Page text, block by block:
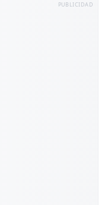
PUBLICIDAD